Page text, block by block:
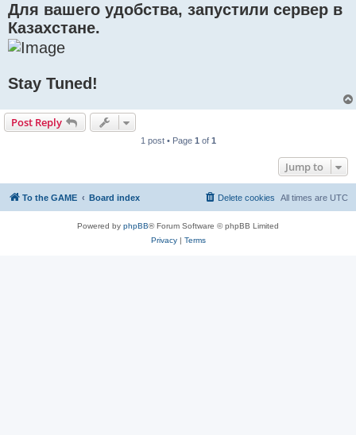
Для вашего удобства, запустили сервер в
Казахстане.
Stay Tuned!
Post Reply
1 post • Page 1 of 1
Jump to
To the GAME Board index All times are UTC
Delete cookies
Powered by phpBB® Forum Software © phpBB Limited
Privacy| Terms